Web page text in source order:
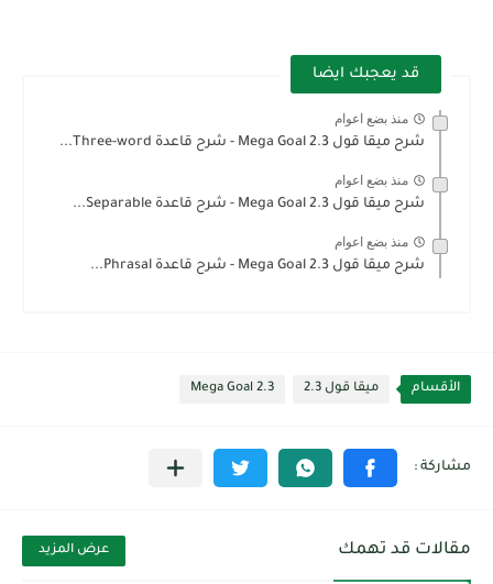
قد يعجبك ايضا
منذ بضع اعوام
شرح ميقا قول 2.3 Mega Goal - شرح قاعدة Three-word...
منذ بضع اعوام
شرح ميقا قول 2.3 Mega Goal - شرح قاعدة Separable...
منذ بضع اعوام
شرح ميقا قول 2.3 Mega Goal - شرح قاعدة Phrasal...
الأقسام ميقا قول 2.3 Mega Goal 2.3
مقالات قد تهمك عرض المزيد